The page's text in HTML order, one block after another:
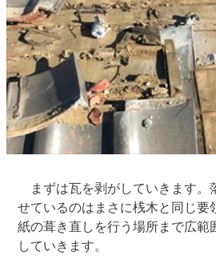
まずは瓦を剥がしていきます。
せているのはまさに桟木と同じ要
紙の葺き直しを行う場所まで広範
していきます。